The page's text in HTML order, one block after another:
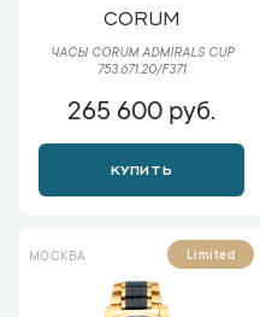
CORUM
ЧАСЫ CORUM ADMIRALS CUP
753.671.20/F371
265 600 руб.
КУПИТЬ
МОСКВА Limited